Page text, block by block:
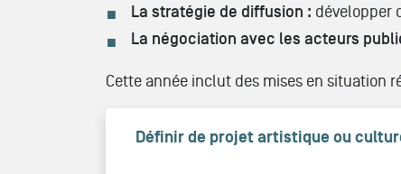
La stratégie de diffusion : développer
La négociation avec les acteurs
Cette année inclut des mises en situation
Définir de projet artistique ou